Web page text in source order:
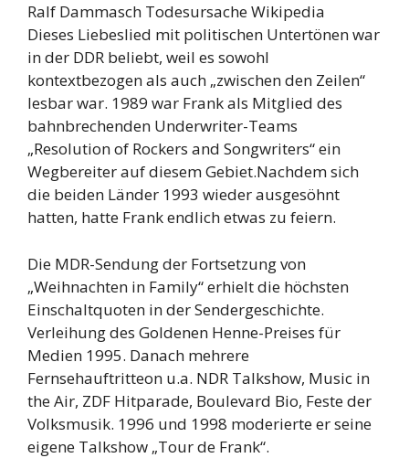
Ralf Dammasch Todesursache Wikipedia
Dieses Liebeslied mit politischen Untertönen war
in der DDR beliebt, weil es sowohl
kontextbezogen als auch „zwischen den Zeilen“
lesbar war. 1989 war Frank als Mitglied des
bahnbrechenden Underwriter-Teams
„Resolution of Rockers and Songwriters“ ein
Wegbereiter auf diesem Gebiet.Nachdem sich
die beiden Länder 1993 wieder ausgesöhnt
hatten, hatte Frank endlich etwas zu feiern.
Die MDR-Sendung der Fortsetzung von
„Weihnachten in Family“ erhielt die höchsten
Einschaltquoten in der Sendergeschichte.
Verleihung des Goldenen Henne-Preises für
Medien 1995. Danach mehrere
Fernsehauftritteon u.a. NDR Talkshow, Music in
the Air, ZDF Hitparade, Boulevard Bio, Feste der
Volksmusik. 1996 und 1998 moderierte er seine
eigene Talkshow „Tour de Frank“.